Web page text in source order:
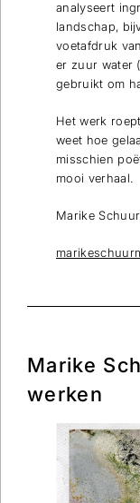
analyseert
landschap,
voetafdruk
er zuur water
gebruikt om
Het werk
weet hoe
misschien
mooi verhaal.
Marike
Marike
werken